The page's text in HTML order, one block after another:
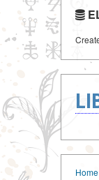
Home